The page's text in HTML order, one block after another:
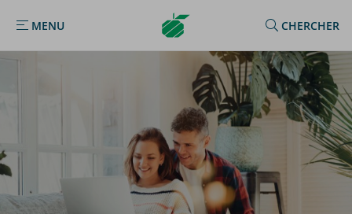
MENU
MENU
Argenta
Homepage
CHERCHER